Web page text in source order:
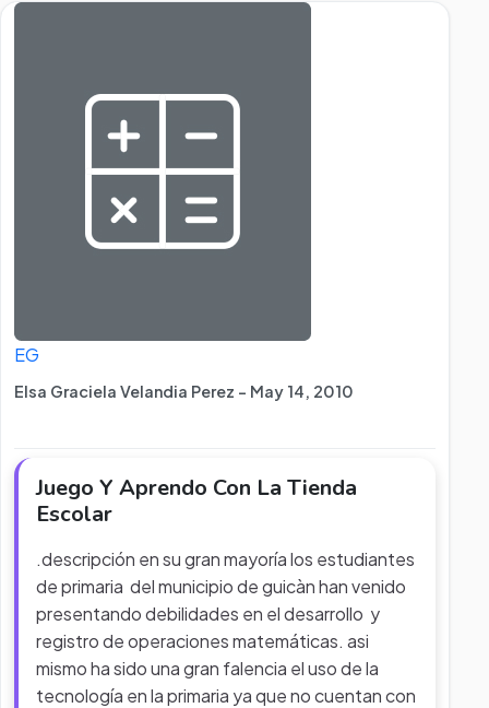
EG
Elsa Graciela Velandia Perez - May 14, 2010
Juego Y Aprendo Con La Tienda
Escolar
.descripción en su gran mayoría los estudiantes
de primaria del municipio de guicàn han venido
presentando debilidades en el desarrollo y
registro de operaciones matemáticas. asi
mismo ha sido una gran falencia el uso de la
tecnología en la primaria ya que no cuentan con